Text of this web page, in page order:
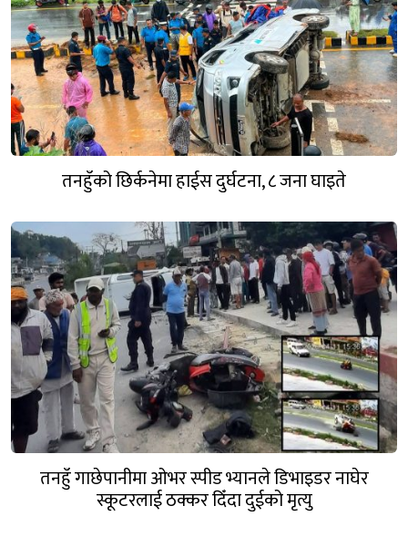
तनहुँको छिर्कनेमा हाईस दुर्घटना, ८ जना घाइते
तनहुँ गाछेपानीमा ओभर स्पीड भ्यानले डिभाइडर नाघेर
स्कूटरलाई ठक्कर दिँदा दुईको मृत्यु